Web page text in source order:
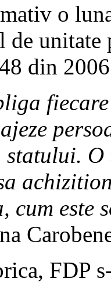
o
de unitate
din
statului.
cum este
FDP